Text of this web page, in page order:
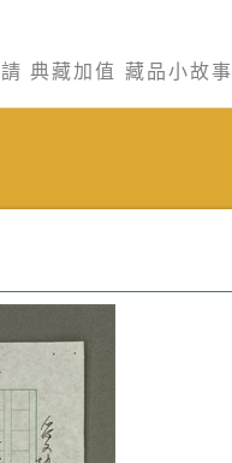
典藏加值 藏品小故事